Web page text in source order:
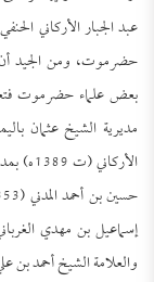
حضرموت، ومن الجيد
بعض علماء حضرموت
مديرية الشيخ عثمان
إسماعيل بن مهدي الغرباني (ت 1398ه)، والعلامة الشيخ
والعلامة الشيخ أحمد بن علي